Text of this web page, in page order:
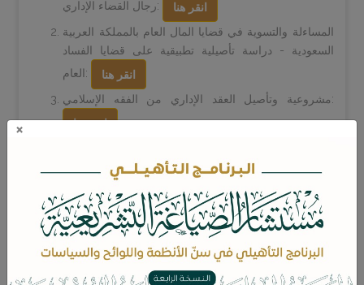
رجال القضاء الإداري:
انقر هنا
المساءلة والتسوية في قضايا المال العام بالمملكة العربية
السعودية - دراسة تأصيلية تطبيقية على قضايا الفساد
العام:
انقر هنا
مشروعية وتأصيل العقد الإداري من الفقه الإسلامي:
انقر هنا
نظام حماية حقوق المؤلف ولائحته التنفيذية مع الفهارس
عرض وترتيب مع نصوص من أحكام قضائية واتفاقيات
ومعاهدات دولية:
انقر هنا
حساب زكاة الشركات المعاصرة بناء على القوائم المالية -
دراسة فقهية تطبيقية:
انقر هنا
×